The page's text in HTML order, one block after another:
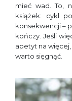
mieć wad. To,
książek: cykl
konsekwencji –
kończy. Jeśli
apetyt na
warto sięgnąć.